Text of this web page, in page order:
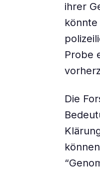
ihrer
Probe
Die